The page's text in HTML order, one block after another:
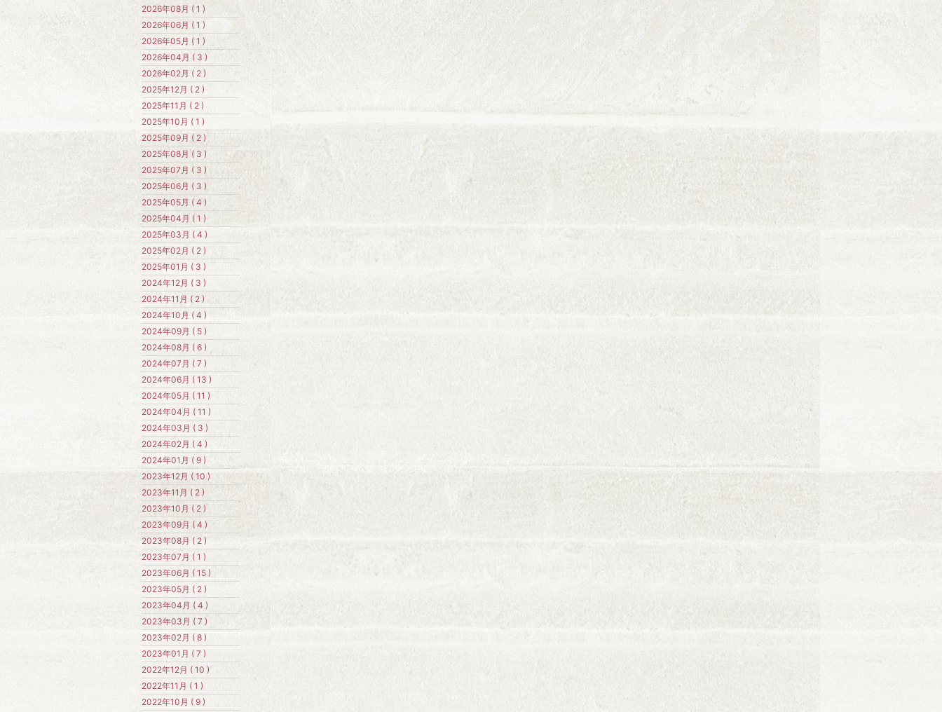
2026年08月 ( 1 )
2026年06月 ( 1 )
2026年05月 ( 1 )
2026年04月 ( 3 )
2026年02月 ( 2 )
2025年12月 ( 2 )
2025年11月 ( 2 )
2025年10月 ( 1 )
2025年09月 ( 2 )
2025年08月 ( 3 )
2025年07月 ( 3 )
2025年06月 ( 3 )
2025年05月 ( 4 )
2025年04月 ( 1 )
2025年03月 ( 4 )
2025年02月 ( 2 )
2025年01月 ( 3 )
2024年12月 ( 3 )
2024年11月 ( 2 )
2024年10月 ( 4 )
2024年09月 ( 5 )
2024年08月 ( 6 )
2024年07月 ( 7 )
2024年06月 ( 13 )
2024年05月 ( 11 )
2024年04月 ( 11 )
2024年03月 ( 3 )
2024年02月 ( 4 )
2024年01月 ( 9 )
2023年12月 ( 10 )
2023年11月 ( 2 )
2023年10月 ( 2 )
2023年09月 ( 4 )
2023年08月 ( 2 )
2023年07月 ( 1 )
2023年06月 ( 15 )
2023年05月 ( 2 )
2023年04月 ( 4 )
2023年03月 ( 7 )
2023年02月 ( 8 )
2023年01月 ( 7 )
2022年12月 ( 10 )
2022年11月 ( 1 )
2022年10月 ( 9 )